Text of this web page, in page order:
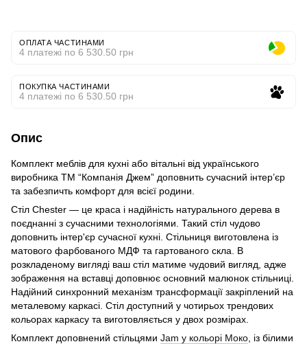
ОПЛАТА ЧАСТИНАМИ
4 платежі по 6 530.50 грн
ПОКУПКА ЧАСТИНАМИ
4 платежі по 6 530.50 грн
Опис
Комплект меблів для кухні або вітальні від українського
виробника ТМ “Компанія Джем” доповнить сучасний інтер’єр
та забезпичть комфорт для всієї родини.
Стіл Chester — це краса і надійність натурального дерева в
поєднанні з сучасними технологіями. Такий стіл чудово
доповнить інтер'єр сучасної кухні. Стільниця виготовлена із
матового фарбованого МДФ та гартованого скла. В
розкладеному вигляді ваш стіл матиме чудовий вигляд, адже
зображення на вставці доповнює основний малюнок стільниці.
Надійний cинхронний механізм трансформації закріплений на
металевому каркасі. Стіл доступний у чотирьох трендових
кольорах каркасу та виготовляється у двох розмірах.
Комплект доповнений стільцями Jam у кольорі Моко , із білими